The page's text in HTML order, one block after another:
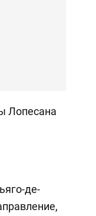
Лопесана
де-